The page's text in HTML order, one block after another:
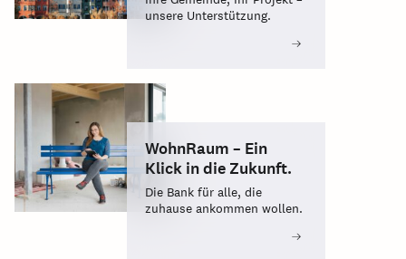
unsere Unterstützung.
WohnRaum – Ein
Klick in die Zukunft.
Die Bank für alle, die
zuhause ankommen wollen.